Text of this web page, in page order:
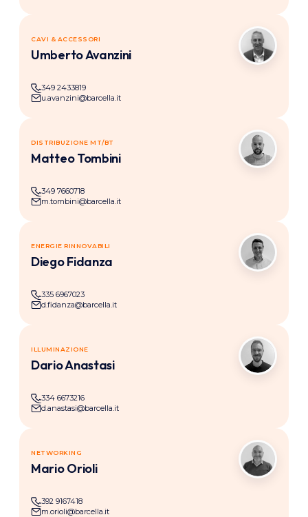
CAVI & ACCESSORI
Umberto Avanzini
349 2433819
u.avanzini@barcella.it
DISTRIBUZIONE MT/BT
Matteo Tombini
349 7660718
m.tombini@barcella.it
ENERGIE RINNOVABILI
Diego Fidanza
335 6967023
d.fidanza@barcella.it
ILLUMINAZIONE
Dario Anastasi
334 6673216
d.anastasi@barcella.it
NETWORKING
Mario Orioli
392 9167418
m.orioli@barcella.it